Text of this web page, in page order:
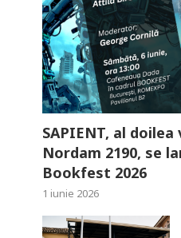
SAPIENT, al
Nordam 2190, se
Bookfest 2026
1 iunie 2026